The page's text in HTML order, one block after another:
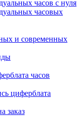
часов с нуля
часовых
и современных
часов
циферблата
заказ